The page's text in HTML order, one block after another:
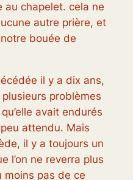
au chapelet. cela ne
autre prière, et
bouée de
il y a dix ans,
problèmes
avait endurés
attendu. Mais
il y a toujours un
l’on ne reverra plus
moins pas de ce